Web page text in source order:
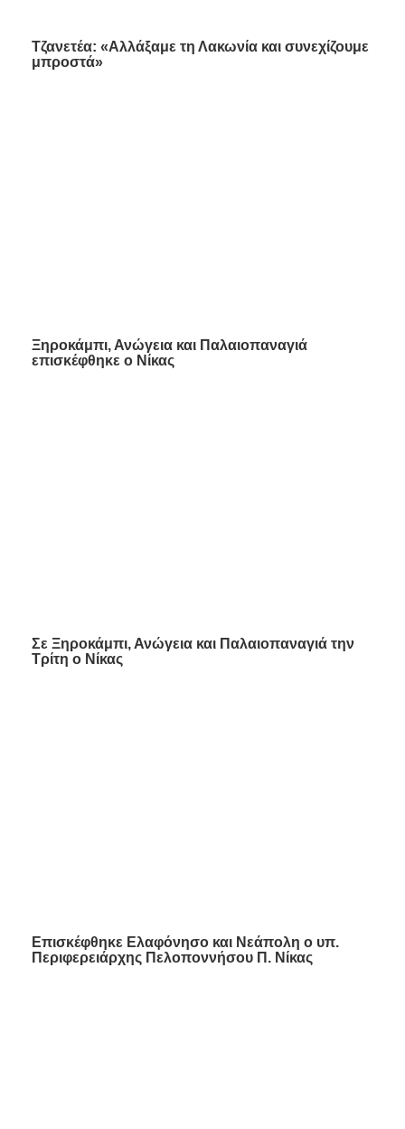
Τζανετέα: «Αλλάξαμε τη Λακωνία και συνεχίζουμε
μπροστά»
Ξηροκάμπι, Ανώγεια και Παλαιοπαναγιά
επισκέφθηκε ο Νίκας
Σε Ξηροκάμπι, Ανώγεια και Παλαιοπαναγιά την
Τρίτη ο Νίκας
Επισκέφθηκε Ελαφόνησο και Νεάπολη ο υπ.
Περιφερειάρχης Πελοποννήσου Π. Νίκας